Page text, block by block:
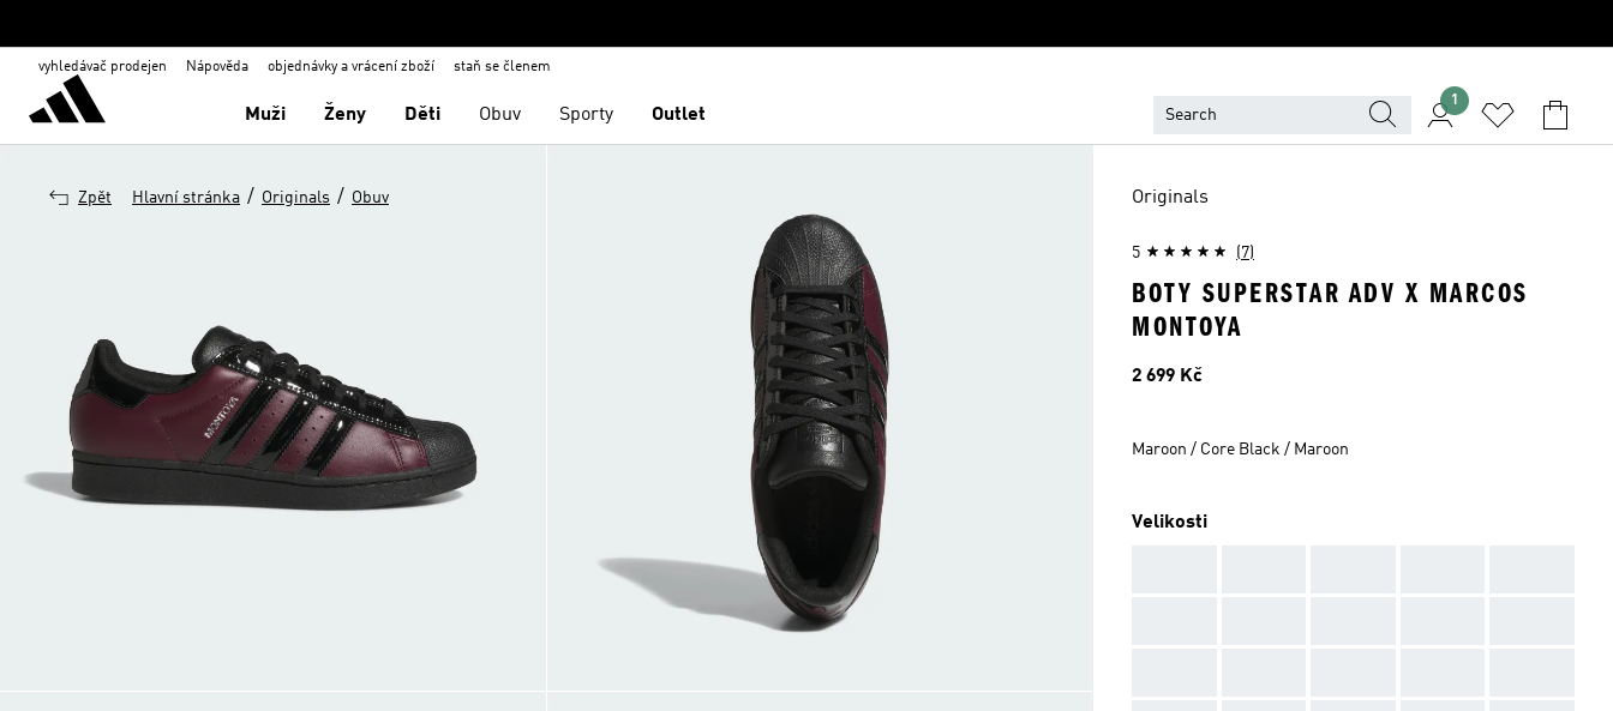
vyhledávač prodejen Nápověda objednávky a vrácení zboží staň se členem
Muži Ženy Děti Obuv Sporty Outlet
1
Zpět Hlavní stránka / Originals / Obuv Originals
5 (7)
BOTY SUPERSTAR ADV X MARCOS
MONTOYA
Cena
2 699 Kč
Maroon / Core Black / Maroon
Velikosti